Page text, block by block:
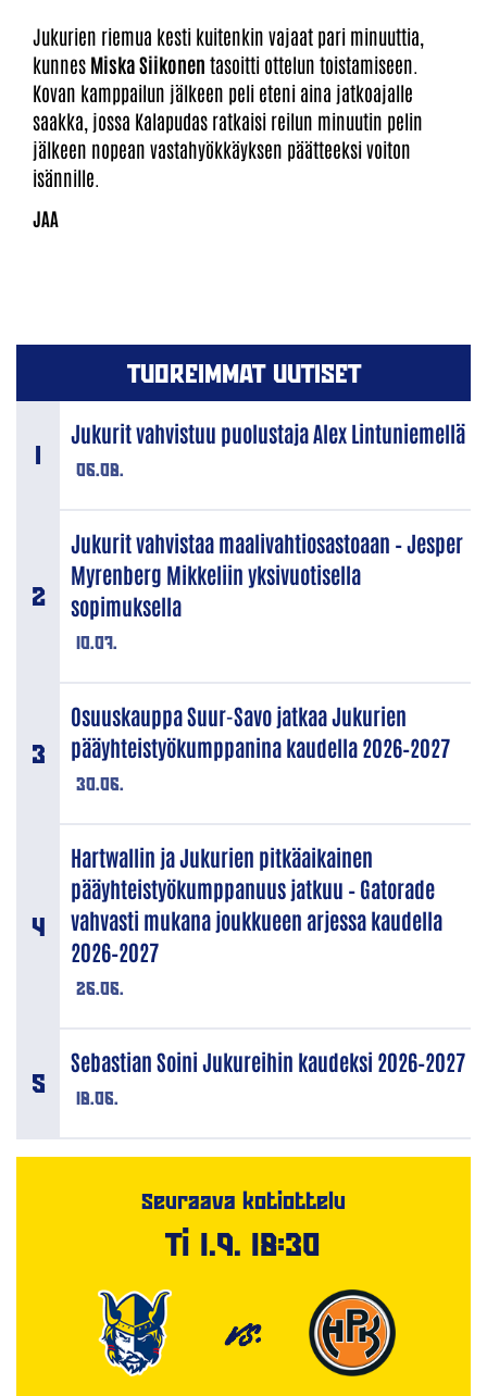
Jukurien riemua kesti kuitenkin vajaat pari minuuttia,
kunnes Miska Siikonen tasoitti ottelun toistamiseen.
Kovan kamppailun jälkeen peli eteni aina jatkoajalle
saakka, jossa Kalapudas ratkaisi reilun minuutin pelin
jälkeen nopean vastahyökkäyksen päätteeksi voiton
isännille.
TUOREIMMAT UUTISET
06.08.
Jukurit vahvistuu puolustaja Alex Lintuniemellä
10.07.
Jukurit vahvistaa maalivahtiosastoaan – Jesper
Myrenberg Mikkeliin yksivuotisella
sopimuksella
30.06.
Osuuskauppa Suur-Savo jatkaa Jukurien
pääyhteistyökumppanina kaudella 2026–2027
26.06.
Hartwallin ja Jukurien pitkäaikainen
pääyhteistyökumppanuus jatkuu – Gatorade
vahvasti mukana joukkueen arjessa kaudella
2026–2027
18.06.
Sebastian Soini Jukureihin kaudeksi 2026–2027
Seuraava kotiottelu
Ti 1.9. 18:30
VS.